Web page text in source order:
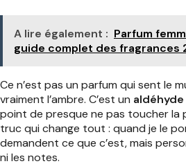
A lire également : Parfum
guide complet des fragrances
Ce n’est pas un parfum qui sent le
vraiment l’ambre. C’est un
point de presque ne pas toucher la
truc qui change tout : quand je le
demandent ce que c’est, mais
ni les notes.